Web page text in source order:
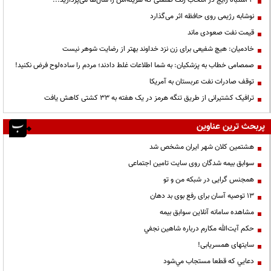
نوشابه رژیمی روی حافظه اثر می‌گذارد
قیمت نفت صعودی ماند
خادمیان: هیچ شفیعی برای زن نزد خداوند بهتر از رضایت شوهر نیست
صمصامی خطاب به پزشکیان: به شما اطلاعات غلط دادند؛ مردم را ساده‌لوح فرض نکنید!
توقف صادرات نفت عربستان به آمریکا
ترافیک کشتیرانی از طریق تنگه هرمز در یک هفته به ۳۳ کشتی کاهش یافت
پربحث ترین عناوین
هشتمین کلان شهر ایران مشخص شد
سوابق بیمه شدگان روی سایت تامین اجتماعی
همجنس گرایی در شبکه من و تو
13 توصیه آسان برای رفع بوی بد دهان
مشاهده سامانه آنلاين سوابق بیمه
حكم آيت‌الله مكارم درباره شاهين نجفي
سایتهای همسریابی!
دعايي كه قطعا مستجاب مي‌شود